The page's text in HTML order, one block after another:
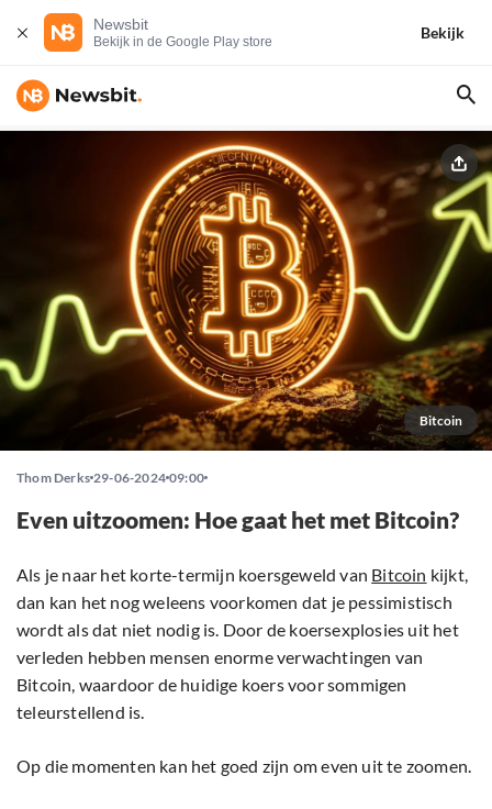
Newsbit
Bekijk in de Google Play store
Bekijk
Bitcoin
Thom Derks 29-06-2024 09:00
Even uitzoomen: Hoe gaat het met Bitcoin?
Als je naar het korte-termijn koersgeweld van Bitcoin kijkt,
dan kan het nog weleens voorkomen dat je pessimistisch
wordt als dat niet nodig is. Door de koersexplosies uit het
verleden hebben mensen enorme verwachtingen van
Bitcoin, waardoor de huidige koers voor sommigen
teleurstellend is.
Op die momenten kan het goed zijn om even uit te zoomen.